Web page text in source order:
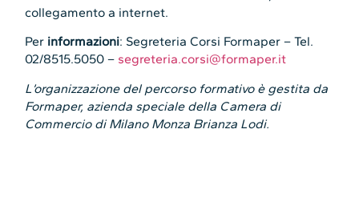
collegamento a internet.
Per informazioni: Segreteria Corsi Formaper – Tel.
02/8515.5050 – segreteria.corsi@formaper.it
L’organizzazione del percorso formativo è gestita da
Formaper, azienda speciale della Camera di
Commercio di Milano Monza Brianza Lodi.